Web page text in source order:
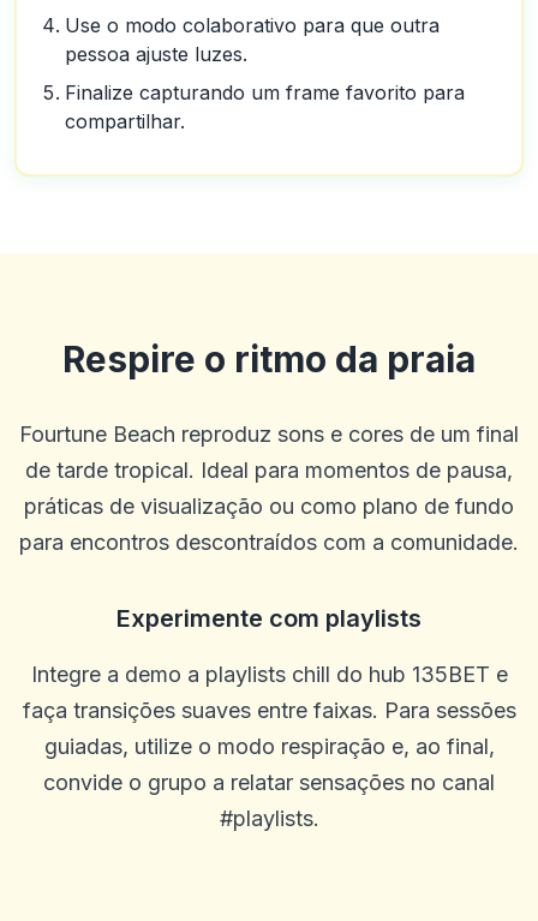
Use o modo colaborativo para que outra
pessoa ajuste luzes.
Finalize capturando um frame favorito para
compartilhar.
Respire o ritmo da praia
Fourtune Beach reproduz sons e cores de um final
de tarde tropical. Ideal para momentos de pausa,
práticas de visualização ou como plano de fundo
para encontros descontraídos com a comunidade.
Experimente com playlists
Integre a demo a playlists chill do hub 135BET e
faça transições suaves entre faixas. Para sessões
guiadas, utilize o modo respiração e, ao final,
convide o grupo a relatar sensações no canal
#playlists.
de cassino.
0
B
2025-10-15 07:14:11
uauoooo!!!
0
M
Mikey Smooth Loe
S
2025-10-01 07:09:57
Só posso recomendar que não há problemas e o dinheiro é pago em
um dia em um dia
0 0
Alexander Kutscher
Tão muito legal. Grande escolha de jogo e bom atendimento ao